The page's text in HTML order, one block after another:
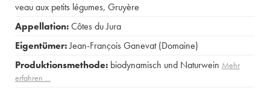
veau aux petits légumes, Gruyère
Appellation:Côtes du Jura
Eigentümer:Jean-François Ganevat (Domaine)
Produktionsmethode: biodynamisch und Naturwein Mehr
erfahren …